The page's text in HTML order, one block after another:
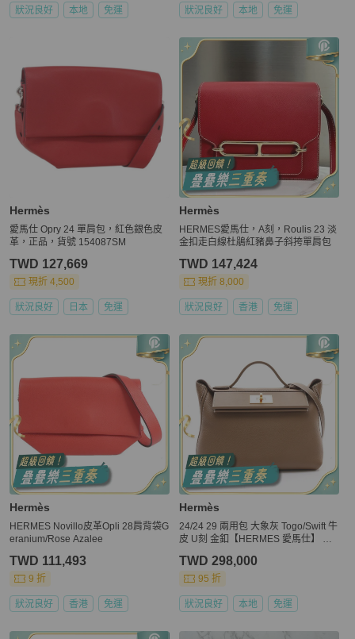
狀況良好 本地 免運 狀況良好 本地 免運
Hermès
愛馬仕 Opry 24 單肩包，紅色銀色皮
革，正品，貨號 154087SM
TWD 127,669
現折 4,500
狀況良好 日本 免運
Hermès
HERMES愛馬仕，A刻，Roulis 23 淡
金扣走白線杜鵑紅豬鼻子斜挎單肩包
TWD 147,424
現折 8,000
狀況良好 香港 免運
Hermès
HERMES Novillo皮革Opli 28肩背袋G
eranium/Rose Azalee
TWD 111,493
9 折
狀況良好 香港 免運
Hermès
24/24 29 兩用包 大象灰 Togo/Swift 牛
皮 U刻 金釦【HERMES 愛馬仕】 H0
TWD 298,000
95 折
狀況良好 本地 免運